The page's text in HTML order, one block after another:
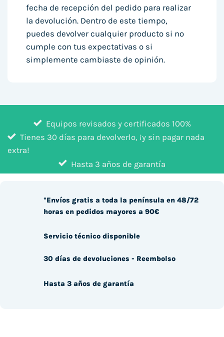
fecha de recepción del pedido para realizar
la devolución. Dentro de este tiempo,
puedes devolver cualquier producto si no
cumple con tus expectativas o si
simplemente cambiaste de opinión.
Equipos revisados y certificados 100%
Tienes 30 días para devolverlo, ¡y sin pagar nada
extra!
Hasta 3 años de garantía
*Envíos gratis a toda la península en 48/72
horas en pedidos mayores a 90€
Servicio técnico disponible
30 días de devoluciones - Reembolso
Hasta 3 años de garantía